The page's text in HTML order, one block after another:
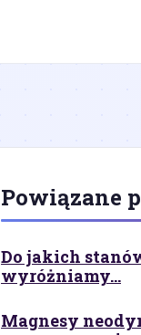
Powiązane
Do jakich
wyróżniamy...
Magnesy